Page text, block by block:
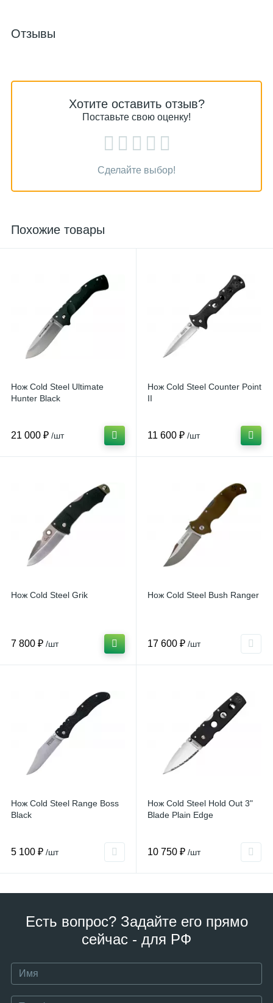
Отзывы
Хотите оставить отзыв?
Поставьте свою оценку!
Сделайте выбор!
Похожие товары
Нож Cold Steel Ultimate
Hunter Black
21 000 ₽ /шт
Нож Cold Steel Counter Point
II
11 600 ₽ /шт
Нож Cold Steel Grik
7 800 ₽ /шт
Нож Cold Steel Bush Ranger
17 600 ₽ /шт
Нож Cold Steel Range Boss
Black
5 100 ₽ /шт
Нож Cold Steel Hold Out 3"
Blade Plain Edge
10 750 ₽ /шт
Есть вопрос? Задайте его прямо
сейчас - для РФ